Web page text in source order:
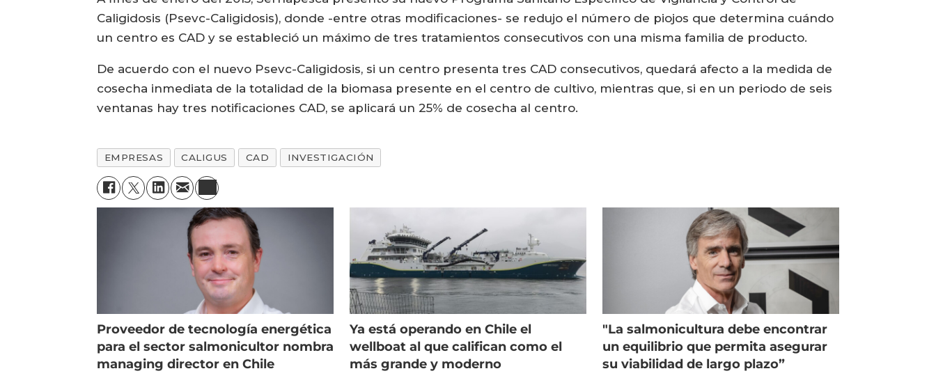
Caligidosis (Psevc-Caligidosis), donde -entre otras modificaciones- se redujo el número de piojos que determina cuándo
un centro es CAD y se estableció un máximo de tres tratamientos consecutivos con una misma familia de producto.
De acuerdo con el nuevo Psevc-Caligidosis, si un centro presenta tres CAD consecutivos, quedará afecto a la medida de
cosecha inmediata de la totalidad de la biomasa presente en el centro de cultivo, mientras que, si en un periodo de seis
ventanas hay tres notificaciones CAD, se aplicará un 25% de cosecha al centro.
EMPRESAS CALIGUS CAD INVESTIGACIÓN
Proveedor de tecnología energética
para el sector salmonicultor nombra
managing director en Chile
Ya está operando en Chile el
wellboat al que califican como el
más grande y moderno
"La salmonicultura debe encontrar
un equilibrio que permita asegurar
su viabilidad de largo plazo”